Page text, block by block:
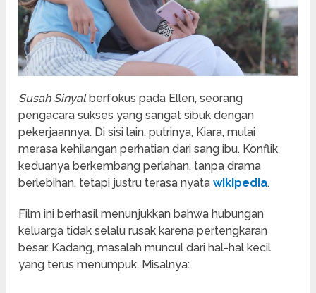
Susah Sinyalberfokus pada Ellen, seorang
pengacara sukses yang sangat sibuk dengan
pekerjaannya. Di sisi lain, putrinya, Kiara, mulai
merasa kehilangan perhatian dari sang ibu. Konflik
keduanya berkembang perlahan, tanpa drama
berlebihan, tetapi justru terasa nyatawikipedia.
Film ini berhasil menunjukkan bahwa hubungan
keluarga tidak selalu rusak karena pertengkaran
besar. Kadang, masalah muncul dari hal-hal kecil
yang terus menumpuk. Misalnya: